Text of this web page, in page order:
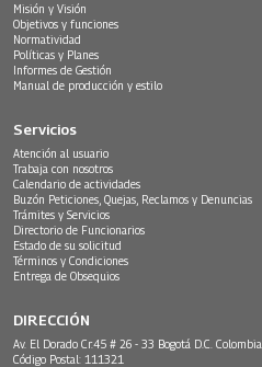
Misión y Visión
Objetivos y funciones
Normatividad
Políticas y Planes
Informes de Gestión
Manual de producción y estilo
Servicios
Atención al usuario
Trabaja con nosotros
Calendario de actividades
Buzón Peticiones, Quejas, Reclamos y Denuncias
Trámites y Servicios
Directorio de Funcionarios
Estado de su solicitud
Términos y Condiciones
Entrega de Obsequios
DIRECCIÓN
Av. El Dorado Cr.45 # 26 - 33 Bogotá D.C. Colombia.
Código Postal: 111321